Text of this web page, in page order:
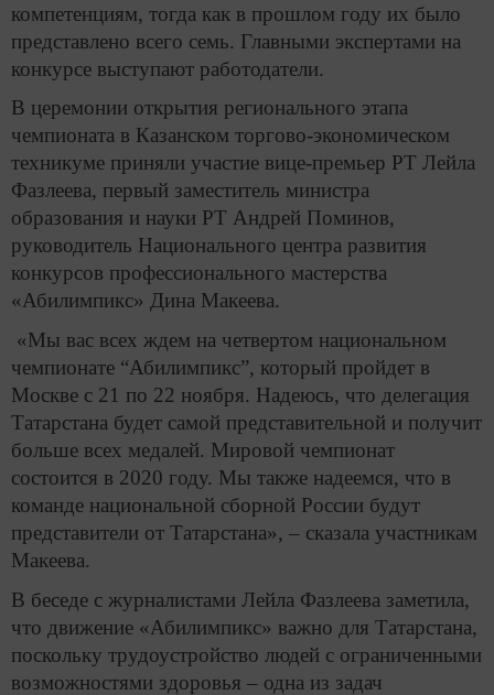
компетенциям, тогда как в прошлом году их было
представлено всего семь. Главными экспертами на
конкурсе выступают работодатели.
В церемонии открытия регионального этапа
чемпионата в Казанском торгово-экономическом
техникуме приняли участие вице-премьер РТ Лейла
Фазлеева, первый заместитель министра
образования и науки РТ Андрей Поминов,
руководитель Национального центра развития
конкурсов профессионального мастерства
«Абилимпикс» Дина Макеева.
«Мы вас всех ждем на четвертом национальном
чемпионате “Абилимпикс”, который пройдет в
Москве с 21 по 22 ноября. Надеюсь, что делегация
Татарстана будет самой представительной и получит
больше всех медалей. Мировой чемпионат
состоится в 2020 году. Мы также надеемся, что в
команде национальной сборной России будут
представители от Татарстана», – сказала участникам
Макеева.
В беседе с журналистами Лейла Фазлеева заметила,
что движение «Абилимпикс» важно для Татарстана,
поскольку трудоустройство людей с ограниченными
возможностями здоровья – одна из задач